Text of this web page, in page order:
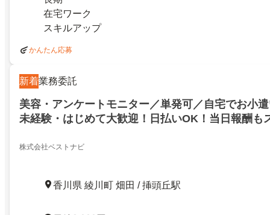
在宅ワーク
スキルアップ
かんたん応募
新着業務委託
美容・アンケートモニター／単発可／自宅でお小
未経験・はじめて大歓迎！日払いOK！当日報酬も
株式会社ベストナビ
香川県 綾川町 畑田 / 挿頭丘駅